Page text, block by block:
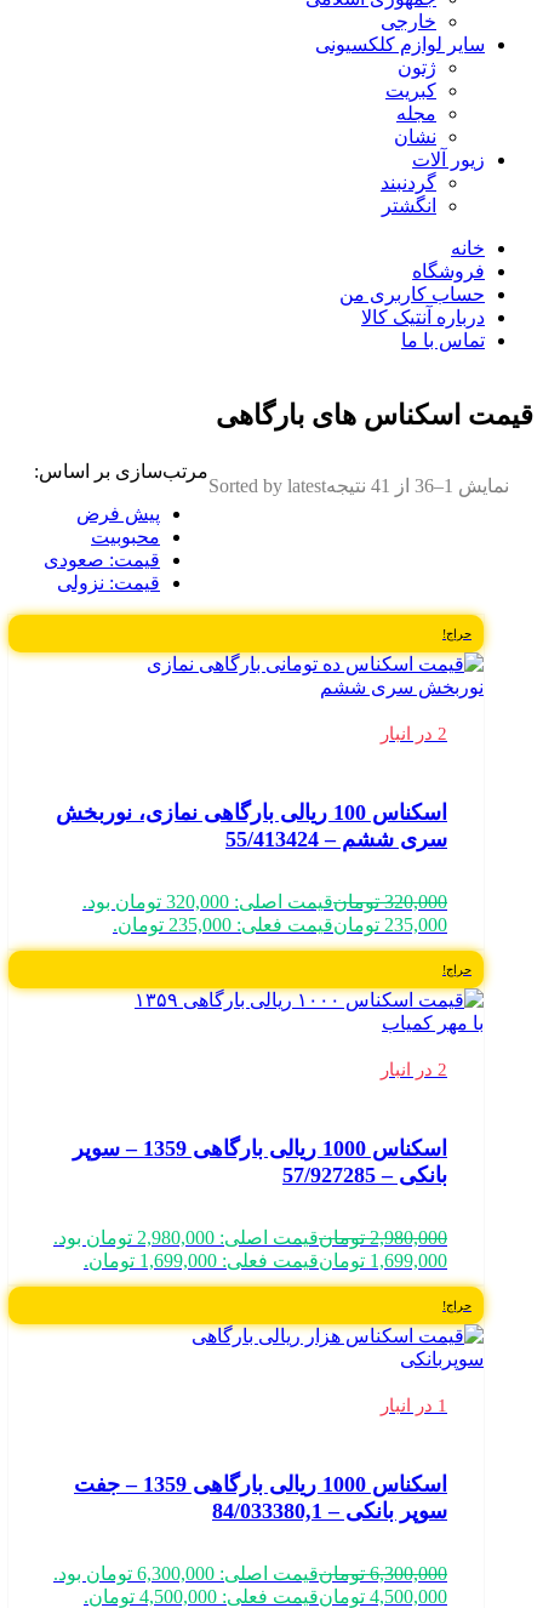
خارجی
سایر لوازم کلکسیونی
ژتون
کبریت
مجله
نشان
زیور آلات
گردنبند
انگشتر
خانه
فروشگاه
حساب کاربری من
درباره آنتیک کالا
تماس با ما
قیمت اسکناس های بارگاهی
نمایش 1–36 از 41 نتیجه Sorted by latest
مرتب‌سازی بر اساس:
پیش فرض
محبوبیت
قیمت: صعودی
قیمت: نزولی
حراج!
2 در انبار
اسکناس 100 ریالی بارگاهی نمازی، نوربخش
سری ششم – 55/413424
320,000 تومانقیمت اصلی: 320,000 تومان بود.
235,000 تومانقیمت فعلی: 235,000 تومان.
حراج!
2 در انبار
اسکناس 1000 ریالی بارگاهی 1359 – سوپر
بانکی – 57/927285
2,980,000 تومانقیمت اصلی: 2,980,000 تومان بود.
1,699,000 تومانقیمت فعلی: 1,699,000 تومان.
حراج!
1 در انبار
اسکناس 1000 ریالی بارگاهی 1359 – جفت
سوپر بانکی – 84/033380,1
6,300,000 تومانقیمت اصلی: 6,300,000 تومان بود.
4,500,000 تومانقیمت فعلی: 4,500,000 تومان.